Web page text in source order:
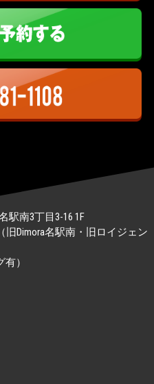
駅南3丁目3-16 1F
Dimora名駅南・旧ロイジェン
）